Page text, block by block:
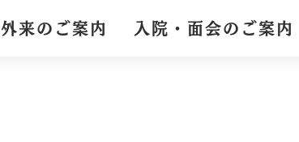
外来のご案内 入院・面会のご案内